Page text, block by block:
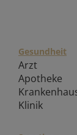
Gesundheit
Arzt
Apotheke
Klinik